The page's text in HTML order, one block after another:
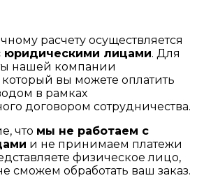
расчету осуществляется
юридическими лицами. Для
нашей компании
который вы можете оплатить
в рамках
договором сотрудничества.
что мы не работаем с
и не принимаем платежи
физическое лицо,
сможем обработать ваш заказ.